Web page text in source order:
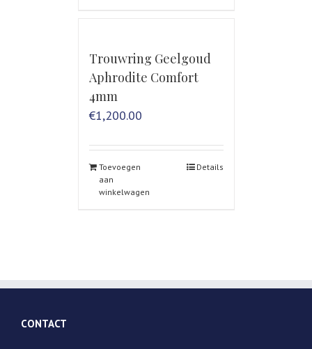
Trouwring Geelgoud
Aphrodite Comfort
4mm
€1,200.00
Toevoegen
aan
winkelwagen
Details
CONTACT